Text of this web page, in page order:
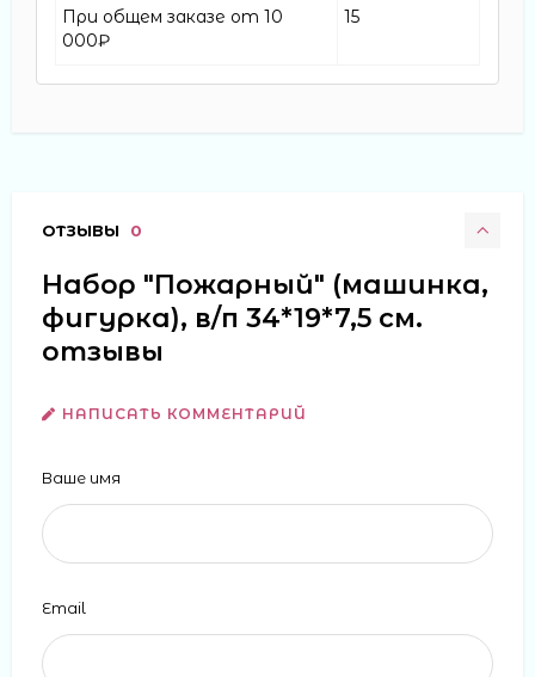
При общем заказе от 10
000₽
15
ОТЗЫВЫ 0
Набор "Пожарный" (машинка,
фигурка), в/п 34*19*7,5 см.
отзывы
НАПИСАТЬ КОММЕНТАРИЙ
Ваше имя
Email